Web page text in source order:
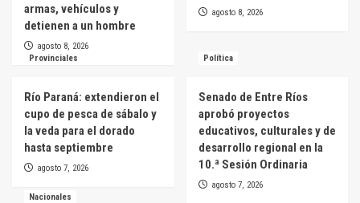
armas, vehículos y
detienen a un hombre
agosto 8, 2026
agosto 8, 2026
Provinciales
Río Paraná: extendieron el
cupo de pesca de sábalo y
la veda para el dorado
hasta septiembre
agosto 7, 2026
Política
Senado de Entre Ríos
aprobó proyectos
educativos, culturales y de
desarrollo regional en la
10.ª Sesión Ordinaria
agosto 7, 2026
Nacionales